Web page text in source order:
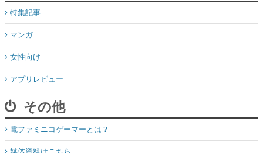
特集記事
マンガ
女性向け
アプリレビュー
その他
電ファミニコゲーマーとは？